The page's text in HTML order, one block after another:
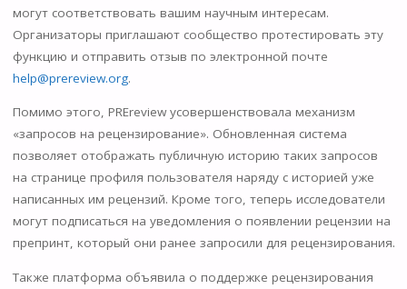
могут соответствовать вашим научным интересам.
Организаторы приглашают сообщество протестировать эту
функцию и отправить отзыв по электронной почте
help@prereview.org.
Помимо этого, PREreview усовершенствовала механизм
«запросов на рецензирование». Обновленная система
позволяет отображать публичную историю таких запросов
на странице профиля пользователя наряду с историей уже
написанных им рецензий. Кроме того, теперь исследователи
могут подписаться на уведомления о появлении рецензии на
препринт, который они ранее запросили для рецензирования.
Также платформа объявила о поддержке рецензирования